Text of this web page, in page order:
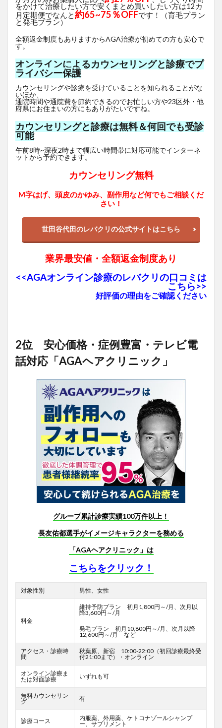
をかけて治療したい方で安くまとめ買いしたい方は12カ
月定期便でなんと約65~75％OFFです！（育毛プラン
と発毛プラン）
全額返金制度もありますからAGA治療が初めての方も安心で
す。
オンラインによるカウンセリングと診療でプ
ライバシー保護
カウンセリングや診療を受けていることを知られることがな
いほか、
通院時間や通院費を節約できるのでお忙しい方や23区外・他
府県にお住まいの方にもありがたいですね。
カウンセリングと診療は無料＆何回でも受診
可能
午前8時~深夜2時まで幅広い時間帯に対応可能でインターネ
ットから予約できます。
カウンセリング無料
M字はげ、頭皮のかゆみ、副作用など何でもご相談くだ
さい！
世田谷代田のレバクリの公式サイトはこちら
業界最安値・全額返金制度あり
<<AGAオンライン診療のレバクリの口コミは
こちら>>
好評価の理由をご確認ください
2位 安心価格・症例豊富・テレビ電
話対応「AGAヘアクリニック」
グループ累計診療実績100万件以上！
長友佑都選手がイメージキャラクターを務める
「AGAヘアクリニック」は
こちらをクリック！
対象性別 男性、女性
料金
維持予防プラン 初月1,800円～/月、次月以
降3,600円～/月
発毛プラン 初月10,800円～/月、次月以降
12,600円～/月 など
アクセス・診療時
間
秋葉原、新宿 10:00-22:00（初回診療最終受
付21:00まで）・オンライン
オンライン診療ま
たは対面診療
いずれも可
無料カウンセリン
グ
有
診療コース
内服薬、外用薬、ケトコナゾールシャンプ
ー、サプリメント